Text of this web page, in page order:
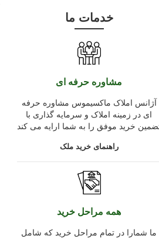
خدمات ما
مشاوره حرفه ای
آژانس املاک ماکسیموس مشاوره حرفه
ای در زمینه املاک و سرمایه گذاری با
خرید موفق را به شما ارایه می کند
راهنمای خرید ملک
همه مراحل خرید
ما شمارا در تمام مراحل خرید که شامل